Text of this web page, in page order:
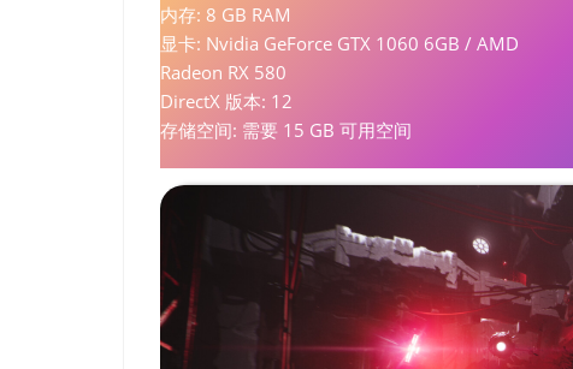
内存: 8 GB RAM
显卡: Nvidia GeForce GTX 1060 6GB / AMD
Radeon RX 580
DirectX 版本: 12
存储空间: 需要 15 GB 可用空间